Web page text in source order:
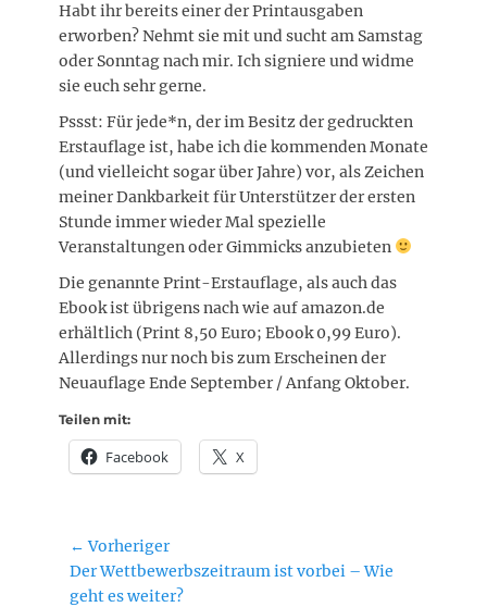
Habt ihr bereits einer der Printausgaben
erworben? Nehmt sie mit und sucht am Samstag
oder Sonntag nach mir. Ich signiere und widme
sie euch sehr gerne.
Pssst: Für jede*n, der im Besitz der gedruckten
Erstauflage ist, habe ich die kommenden Monate
(und vielleicht sogar über Jahre) vor, als Zeichen
meiner Dankbarkeit für Unterstützer der ersten
Stunde immer wieder Mal spezielle
Veranstaltungen oder Gimmicks anzubieten
Die genannte Print-Erstauflage, als auch das
Ebook ist übrigens nach wie auf amazon.de
erhältlich (Print 8,50 Euro; Ebook 0,99 Euro).
Allerdings nur noch bis zum Erscheinen der
Neuauflage Ende September / Anfang Oktober.
Teilen mit:
Facebook X
Beitragsnavigation
← Vorheriger
Vorheriger
Beitrag:
Der Wettbewerbszeitraum ist vorbei – Wie
geht es weiter?